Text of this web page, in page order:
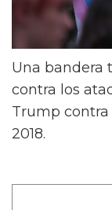
Una bandera
contra los
Trump contra
2018.